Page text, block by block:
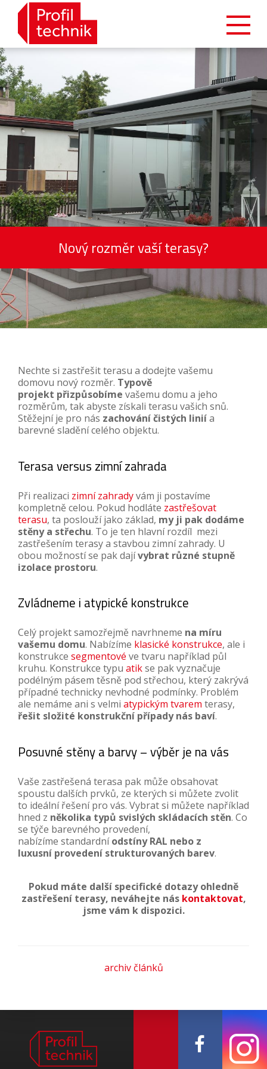
Nový rozměr vaší terasy?
Nechte si zastřešit terasu a dodejte vašemu
domovu nový rozměr. Typově
projekt přizpůsobíme vašemu domu a jeho
rozměrům, tak abyste získali terasu vašich snů.
Stěžejní je pro nás zachování čistých liniía
barevné sladění celého objektu.
Terasa versus zimní zahrada
Při realizaci zimní zahradyvám ji postavíme
kompletně celou. Pokud hodláte zastřešovat
terasu, ta poslouží jako základ, my ji pak dodáme
stěny a střechu. To je ten hlavní rozdíl mezi
zastřešením terasy a stavbou zimní zahrady. U
obou možností se pak dajívybrat různé stupně
izolace prostoru.
Zvládneme i atypické konstrukce
Celý projekt samozřejmě navrhneme na míru
vašemu domu. Nabízíme klasické konstrukce, ale i
konstrukce segmentové ve tvaru například půl
kruhu. Konstrukce typu atikse pak vyznačuje
podélným pásem těsně pod střechou, který zakrývá
případné technicky nevhodné podmínky. Problém
ale nemáme ani s velmi atypickým tvarem terasy,
řešit složité konstrukční případy nás baví.
Posuvné stěny a barvy – výběr je na vás
Vaše zastřešená terasa pak může obsahovat
spoustu dalších prvků, ze kterých si můžete zvolit
to ideální řešení pro vás. Vybrat si můžete například
hned z několika typů svislých skládacích stěn. Co
se týče barevného provedení,
nabízíme standardníodstíny RAL nebo z
luxusní provedení strukturovaných barev.
Pokud máte další specifické dotazy ohledně
zastřešení terasy, neváhejte nás kontaktovat,
jsme vám k dispozici.
archiv článků